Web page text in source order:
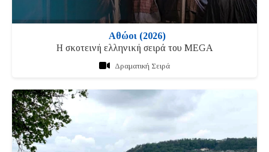
Αθώοι (2026)
Η σκοτεινή ελληνική σειρά του MEGA
Δραματική Σειρά